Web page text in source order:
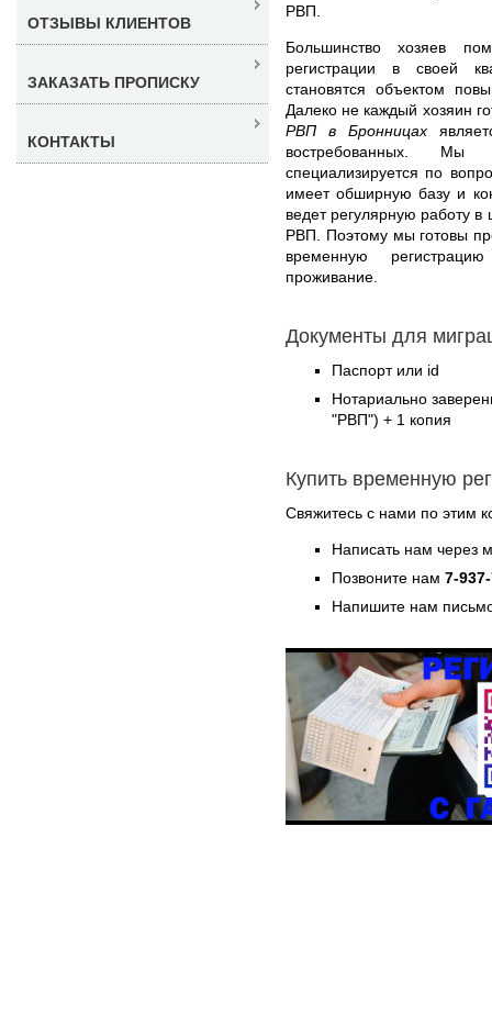
РВП.
Большинство хозяев
регистрации в своей
становятся объектом
Далеко не каждый хозяин
РВП в Бронницах
востребованных.
специализируется по
имеет обширную базу и
ведет регулярную работу в
РВП. Поэтому мы готовы
временную
проживание.
Документы для
Паспорт или id
Нотариально
"РВП") + 1 копия
Купить временную
Свяжитесь с нами по этим
Написать нам через
Позвоните нам 7-
Напишите нам
ОТЗЫВЫ КЛИЕНТОВ
ЗАКАЗАТЬ ПРОПИСКУ
КОНТАКТЫ